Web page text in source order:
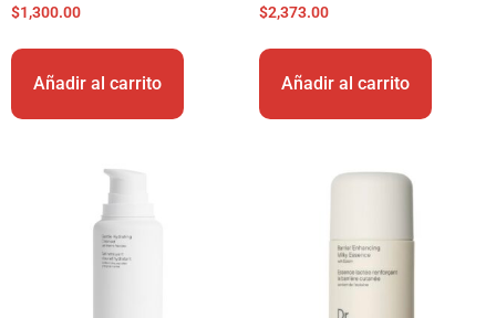
$1,300.00
Añadir al carrito
$2,373.00
Añadir al carrito